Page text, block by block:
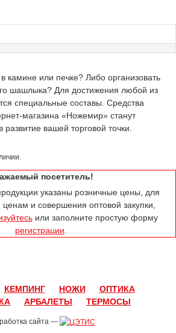
камине или печке? Либо организовать
шашлыка? Для достижения любой из
специальные составы. Средства
магазина «Ножемир» станут
вашей торговой точки.
посетитель!
указаны розничные цены, для
и совершения оптовой закупки,
или заполните простую форму
регистрации
КЕМПИНГ НОЖИ
ОПТИКА
АРБАЛЕТЫ ТЕРМОСЫ
сайта —